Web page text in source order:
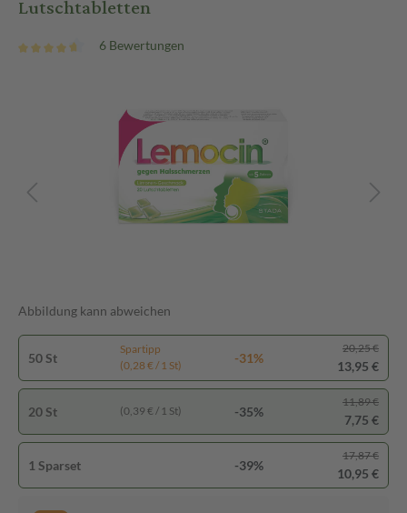
Lutschtabletten
6 Bewertungen
Abbildung kann abweichen
50 St
Spartipp
(0,28 € / 1 St)
-31%
20,25 €
13,95 €
20 St (0,39 € / 1 St) -35%
11,89 €
7,75 €
1 Sparset -39%
17,87 €
10,95 €